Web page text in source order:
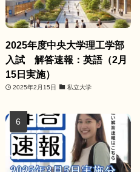
2025年度中央大学理工学部
入試 解答速報：英語（2月
15日実施）
2025年2月15日 私立大学